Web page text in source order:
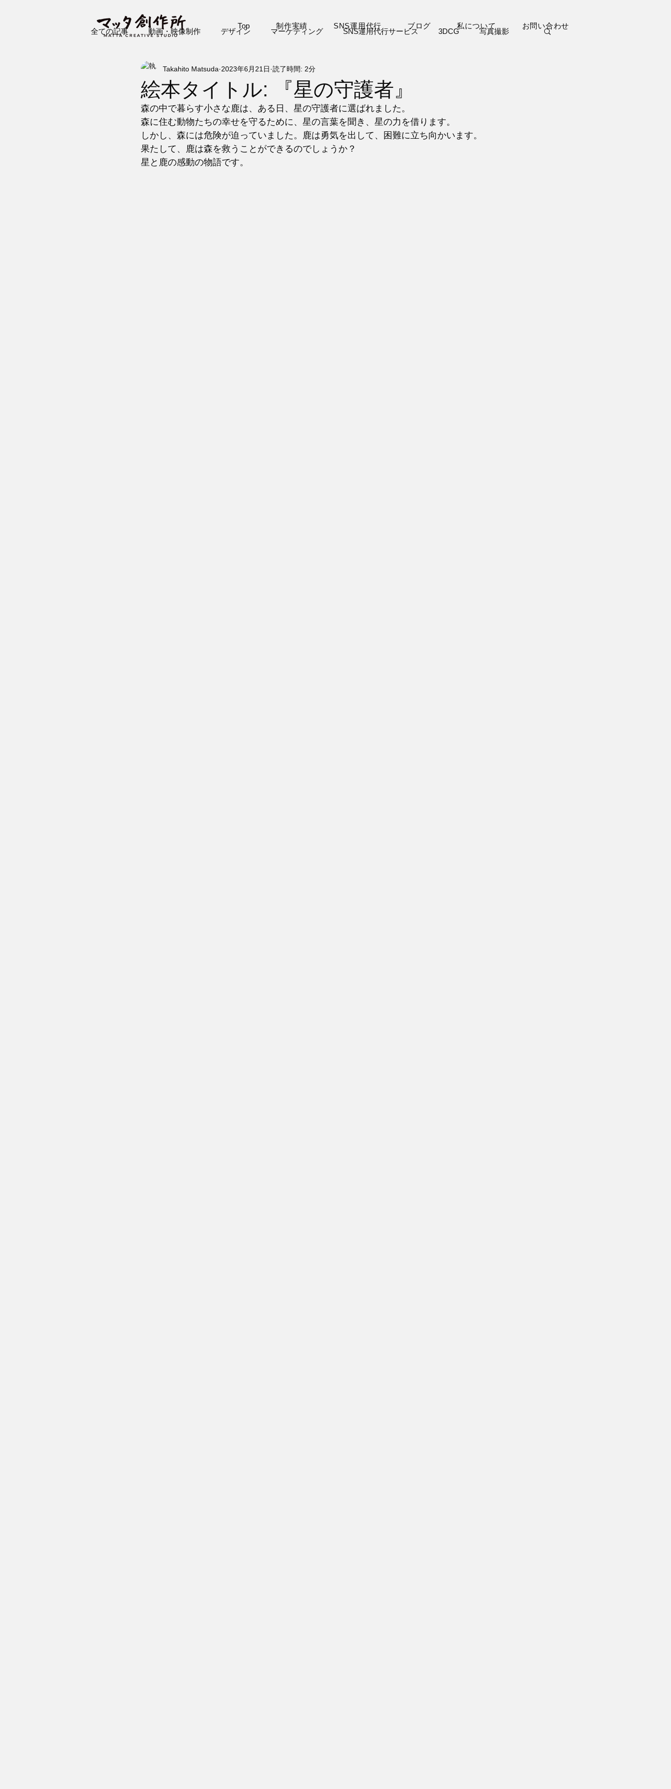
Top 制作実績 SNS運用代行 ブログ 私について お問い合わせ
全ての記事 動画・映像制作 デザイン マーケティング SNS運用代行サービス 3DCG 写真撮影
プロジェクションマッピング VJ VR デジタル絵本
絵本タイトル: 『星の守護者』
Takahito Matsuda 2023年6月21日 読了時間: 2分
森の中で暮らす小さな鹿は、ある日、星の守護者に選ばれました。
森に住む動物たちの幸せを守るために、星の言葉を聞き、星の力を借ります。
しかし、森には危険が迫っていました。鹿は勇気を出して、困難に立ち向かいます。
果たして、鹿は森を救うことができるのでしょうか？
星と鹿の感動の物語です。